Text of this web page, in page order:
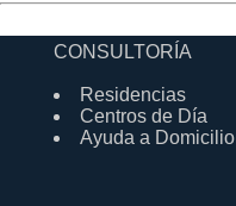
CONSULTORÍA
Residencias
Centros de Día
Ayuda a Domicilio